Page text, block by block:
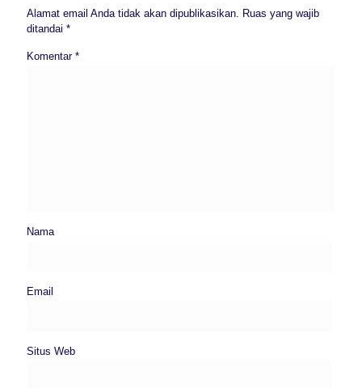
Alamat email Anda tidak akan dipublikasikan. Ruas yang wajib
ditandai *
Komentar *
Nama
Email
Situs Web